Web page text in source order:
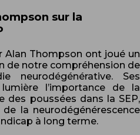
sur la
Alan Thompson ont joué un
de notre compréhension de
neurodégénérative. Ses
l’importance de la
des poussées dans la SEP,
la neurodégénérescence
à long terme.